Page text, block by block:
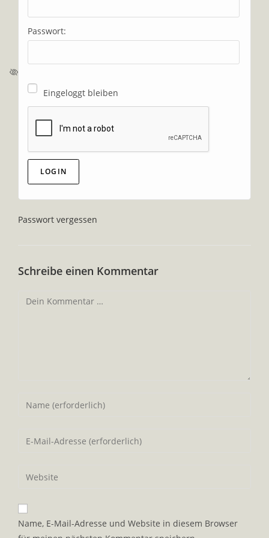
Passwort:
Eingeloggt bleiben
Passwort vergessen
Schreibe einen Kommentar
Kommentar
Gib
oder
zum
ein
Gib
Mail-
zum
Kommentieren
Gib
Website-
URL
Name, E-Mail-Adresse und Website in diesem Browser